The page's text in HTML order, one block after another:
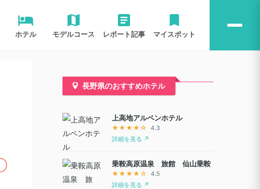
ホテル モデルコース レポート記事 マイスポット
長野県のおすすめホテル
上高地アルペンホテル
★★★★☆ 4.3
詳細を見る ↗
乗鞍高原温泉 旅館 仙山乗鞍
★★★★☆ 4.5
詳細を見る ↗